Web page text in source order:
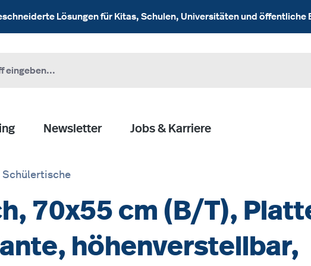
Lösungen für Kitas, Schulen, Universitäten und öffentliche
Newsletter Jobs & Karriere
Schülertische
70x55 cm (B/T),
höhenverstellbar,